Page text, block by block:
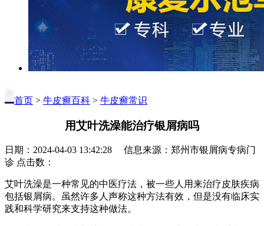
首页 > 牛皮癣百科 > 牛皮癣常识
用艾叶洗澡能治疗银屑病吗
日期：2024-04-03 13:42:28 信息来源：郑州市银屑病专病门
诊 点击数：
艾叶洗澡是一种常见的中医疗法，被一些人用来治疗皮肤疾病
包括银屑病。虽然许多人声称这种方法有效，但是没有临床实
践和科学研究来支持这种做法。